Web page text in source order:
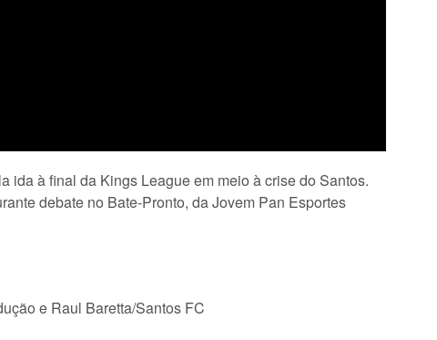
ida à final da Kings League em meio à crise do Santos.
debate no Bate-Pronto, da Jovem Pan Esportes
e Raul Baretta/Santos FC